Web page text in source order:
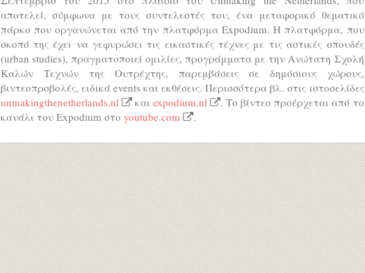
αποτελεί, σύμφωνα με τους συντελεστές του, ένα μεταφορικό θεματικό
πάρκο που οργανώνεται από την πλατφόρμα Expodium. Η πλατφόρμα, που
σκοπό της έχει να γεφυρώσει τις εικαστικές τέχνες με τις αστικές σπουδές
(urban studies), πραγματοποιεί ομιλίες, προγράμματα με την Ανώτατη Σχολή
Καλών Τεχνών της Ουτρέχτης, παρεμβάσεις σε δημόσιους χώρους,
βιντεοπροβολές, ειδικά events και εκθέσεις. Περισσότερα βλ. στις ιστοσελίδες
unmakingthenetherlands.nl
και expodium.nl
. Το βίντεο προέρχεται από το
κανάλι του Expodium στο youtube.com .